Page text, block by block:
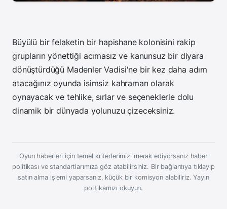
Büyülü bir felaketin bir hapishane kolonisini rakip
grupların yönettiği acımasız ve kanunsuz bir diyara
dönüştürdüğü Madenler Vadisi'ne bir kez daha adım
atacağınız oyunda isimsiz kahraman olarak
oynayacak ve tehlike, sırlar ve seçeneklerle dolu
dinamik bir dünyada yolunuzu çizeceksiniz.
Oyun haberleri için temel kriterlerimizi merak ediyorsanız haber
politikası ve standartlarımıza göz atabilirsiniz. Bir bağlantıya tıklayıp
satın alma işlemi yaparsanız, küçük bir komisyon alabiliriz.Yayın
politikamızı okuyun.